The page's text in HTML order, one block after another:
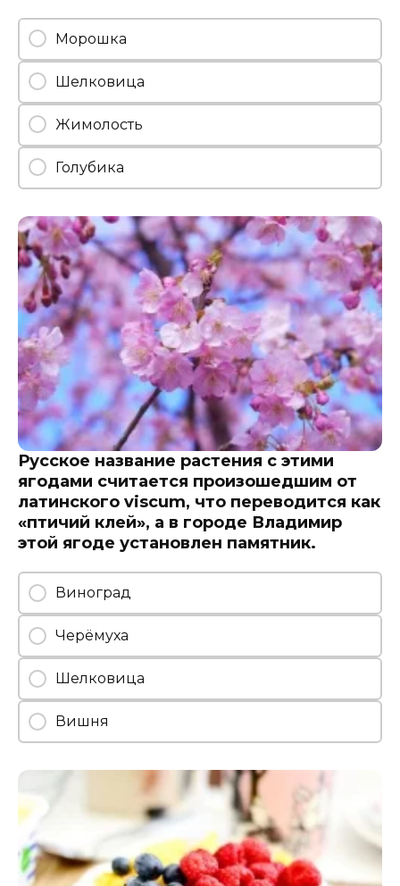
Морошка
Шелковица
Жимолость
Голубика
Русское название растения с этими
ягодами считается произошедшим от
латинского viscum, что переводится как
«птичий клей», а в городе Владимир
этой ягоде установлен памятник.
Виноград
Черёмуха
Шелковица
Вишня